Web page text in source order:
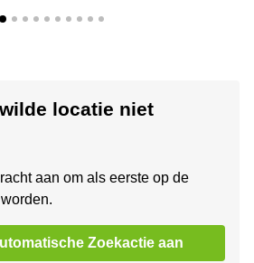
locatie niet
aan om als eerste op de
Zoekactie aan